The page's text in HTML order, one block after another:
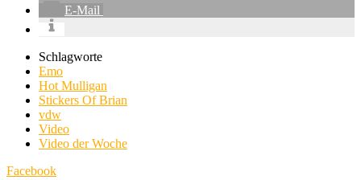
E-Mail
Schlagworte
Emo
Hot Mulligan
Stickers Of Brian
vdw
Video
Video der Woche
Facebook